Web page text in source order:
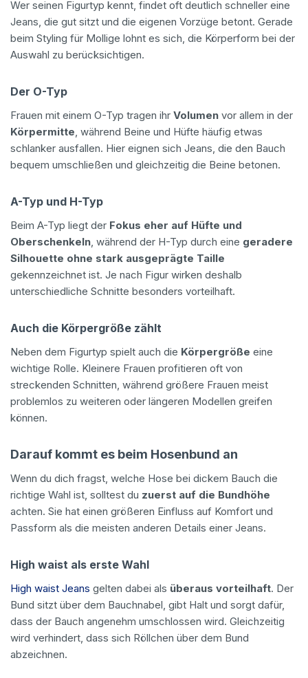
Wer seinen Figurtyp kennt, findet oft deutlich schneller eine
Jeans, die gut sitzt und die eigenen Vorzüge betont. Gerade
beim Styling für Mollige lohnt es sich, die Körperform bei der
Auswahl zu berücksichtigen.
Der O-Typ
Frauen mit einem O-Typ tragen ihr Volumen vor allem in der
Körpermitte, während Beine und Hüfte häufig etwas
schlanker ausfallen. Hier eignen sich Jeans, die den Bauch
bequem umschließen und gleichzeitig die Beine betonen.
A-Typ und H-Typ
Beim A-Typ liegt der Fokus eher auf Hüfte und
Oberschenkeln, während der H-Typ durch eine geradere
Silhouette ohne stark ausgeprägte Taille
gekennzeichnet ist. Je nach Figur wirken deshalb
unterschiedliche Schnitte besonders vorteilhaft.
Auch die Körpergröße zählt
Neben dem Figurtyp spielt auch die Körpergröße eine
wichtige Rolle. Kleinere Frauen profitieren oft von
streckenden Schnitten, während größere Frauen meist
problemlos zu weiteren oder längeren Modellen greifen
können.
Darauf kommt es beim Hosenbund an
Wenn du dich fragst, welche Hose bei dickem Bauch die
richtige Wahl ist, solltest du zuerst auf die Bundhöhe
achten. Sie hat einen größeren Einfluss auf Komfort und
Passform als die meisten anderen Details einer Jeans.
High waist als erste Wahl
High waist Jeans gelten dabei als überaus vorteilhaft. Der
Bund sitzt über dem Bauchnabel, gibt Halt und sorgt dafür,
dass der Bauch angenehm umschlossen wird. Gleichzeitig
wird verhindert, dass sich Röllchen über dem Bund
abzeichnen.